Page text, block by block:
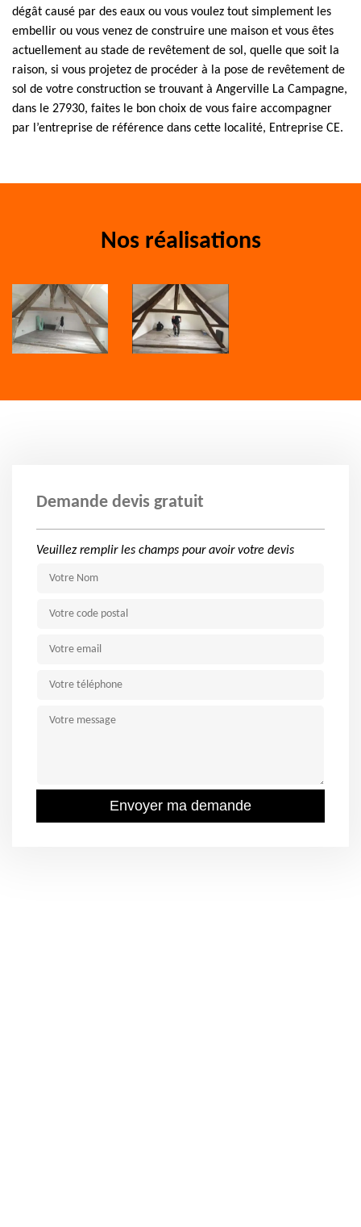
dégât causé par des eaux ou vous voulez tout simplement les
embellir ou vous venez de construire une maison et vous êtes
actuellement au stade de revêtement de sol, quelle que soit la
raison, si vous projetez de procéder à la pose de revêtement de
sol de votre construction se trouvant à Angerville La Campagne,
dans le 27930, faites le bon choix de vous faire accompagner
par l’entreprise de référence dans cette localité, Entreprise CE.
Nos réalisations
Demande devis gratuit
Veuillez remplir les champs pour avoir votre devis